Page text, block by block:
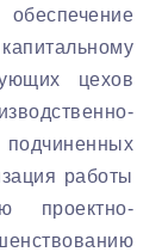
обеспечение
цехов
работы
проектно-